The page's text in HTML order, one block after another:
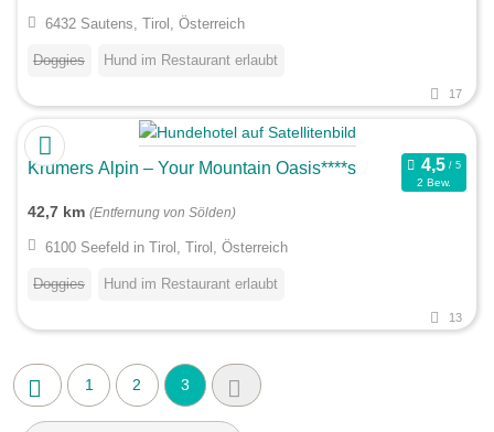
6432 Sautens, Tirol, Österreich
Doggies Hund im Restaurant erlaubt
17
Krumers Alpin – Your Mountain Oasis****s
2 Bew.
42,7 km (Entfernung von Sölden)
6100 Seefeld in Tirol, Tirol, Österreich
Doggies Hund im Restaurant erlaubt
13
1 2 3